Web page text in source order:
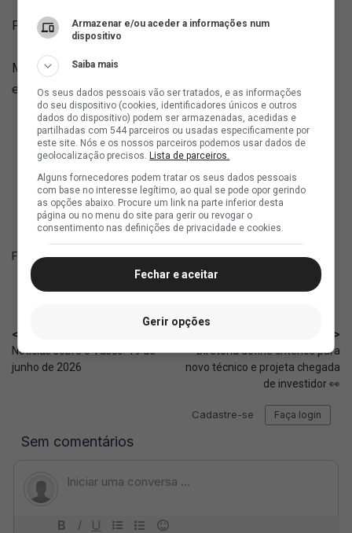
Fonte: SuperVasco
Matias Galarza, revelado pelo Vasco, faz seu primeiro gol
em copas do mundo pelo Paraguai!
Matias Galarza, revelado pelo Vasco, faz seu
primeiro gol em copas do mundo pelo
— Arena Cruzmaltina (@are_cruzmaltina)June
20, 2026
Fonte:X Arena Cruzmaltina
< Anterior
Notícias sobre o Vasco: 19 de
junho de 2026
Próximo >
Diretoria define critérios para
novo técnico e projeta chegada
de investidor 👀
Armazenar e/ou aceder a informações num
dispositivo
Saiba mais
Os seus dados pessoais vão ser tratados, e as informações
do seu dispositivo (cookies, identificadores únicos e outros
dados do dispositivo) podem ser armazenadas, acedidas e
partilhadas com 544 parceiros ou usadas especificamente por
este site. Nós e os nossos parceiros podemos usar dados de
geolocalização precisos.Lista de parceiros.
Alguns fornecedores podem tratar os seus dados pessoais
com base no interesse legítimo, ao qual se pode opor gerindo
as opções abaixo. Procure um link na parte inferior desta
página ou no menu do site para gerir ou revogar o
consentimento nas definições de privacidade e cookies.
Fechar e aceitar
Gerir opções